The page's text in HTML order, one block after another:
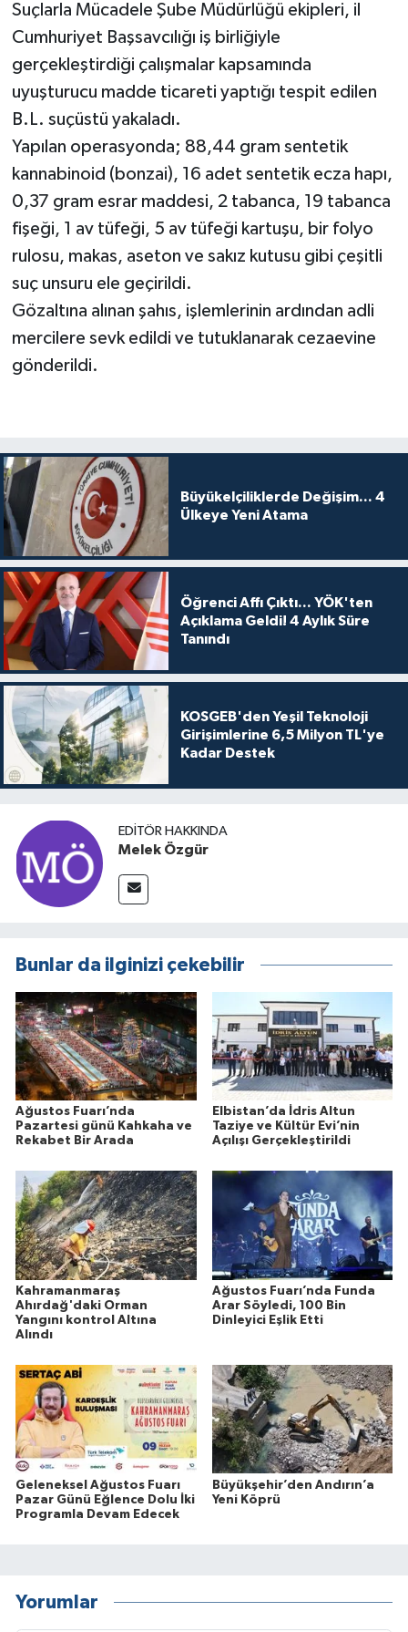
Suçlarla Mücadele Şube Müdürlüğü ekipleri, il
Cumhuriyet Başsavcılığı iş birliğiyle
gerçekleştirdiği çalışmalar kapsamında
uyuşturucu madde ticareti yaptığı tespit edilen
B.L. suçüstü yakaladı.
Yapılan operasyonda; 88,44 gram sentetik
kannabinoid (bonzai), 16 adet sentetik ecza hapı,
0,37 gram esrar maddesi, 2 tabanca, 19 tabanca
fişeği, 1 av tüfeği, 5 av tüfeği kartuşu, bir folyo
rulosu, makas, aseton ve sakız kutusu gibi çeşitli
suç unsuru ele geçirildi.
Gözaltına alınan şahıs, işlemlerinin ardından adli
mercilere sevk edildi ve tutuklanarak cezaevine
gönderildi.
Büyükelçiliklerde Değişim... 4
Ülkeye Yeni Atama
Öğrenci Affı Çıktı... YÖK'ten
Açıklama Geldi! 4 Aylık Süre
Tanındı
KOSGEB'den Yeşil Teknoloji
Girişimlerine 6,5 Milyon TL'ye
Kadar Destek
EDITÖR HAKKINDA
Melek Özgür
Bunlar da ilginizi çekebilir
Ağustos Fuarı’nda
Pazartesi günü Kahkaha ve
Rekabet Bir Arada
Elbistan’da İdris Altun
Taziye ve Kültür Evi’nin
Açılışı Gerçekleştirildi
Kahramanmaraş
Ahırdağ'daki Orman
Yangını kontrol Altına
Alındı
Ağustos Fuarı’nda Funda
Arar Söyledi, 100 Bin
Dinleyici Eşlik Etti
Geleneksel Ağustos Fuarı
Pazar Günü Eğlence Dolu İki
Programla Devam Edecek
Büyükşehir’den Andırın’a
Yeni Köprü
Yorumlar